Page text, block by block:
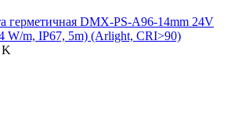
герметичная DMX-PS-A96-14mm 24V
W/m, IP67, 5m) (Arlight, CRI>90)
K